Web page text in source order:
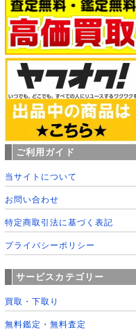
ご利用ガイド
当サイトについて
お問い合わせ
特定商取引法に基づく表記
プライバシーポリシー
サービスカテゴリー
買取・下取り
無料鑑定・無料査定